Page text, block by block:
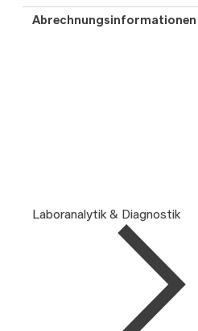
Abrechnungsinformationen
Laboranalytik & Diagnostik